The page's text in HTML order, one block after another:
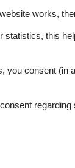
aufzuladen;
abklären)
berechnet.
works,
statistics, this
you consent (in